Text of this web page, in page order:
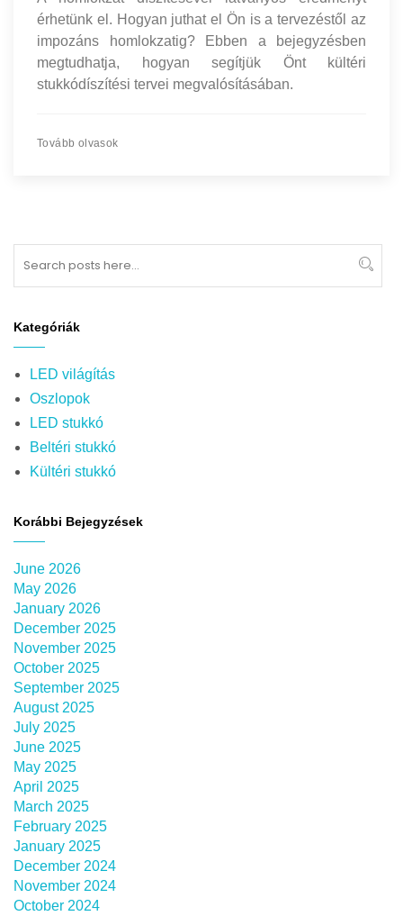
érhetünk el. Hogyan juthat el Ön is a tervezéstől az
impozáns homlokzatig? Ebben a bejegyzésben
megtudhatja, hogyan segítjük Önt kültéri
stukkódíszítési tervei megvalósításában.
Tovább olvasok
Kategóriák
LED világítás
Oszlopok
LED stukkó
Beltéri stukkó
Kültéri stukkó
Korábbi Bejegyzések
June 2026
May 2026
January 2026
December 2025
November 2025
October 2025
September 2025
August 2025
July 2025
June 2025
May 2025
April 2025
March 2025
February 2025
January 2025
December 2024
November 2024
October 2024